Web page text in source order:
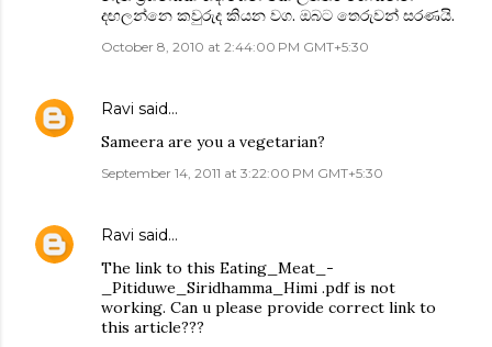
දඟලන්නෙ කවුරුද කියන වග. ඔබට තෙරුවන් සරණයි.
October 8, 2010 at 2:44:00 PM GMT+5:30
Ravi said…
Sameera are you a vegetarian?
September 14, 2011 at 3:22:00 PM GMT+5:30
Ravi said…
The link to this Eating_Meat_-
_Pitiduwe_Siridhamma_Himi .pdf is not
working. Can u please provide correct link to
this article???